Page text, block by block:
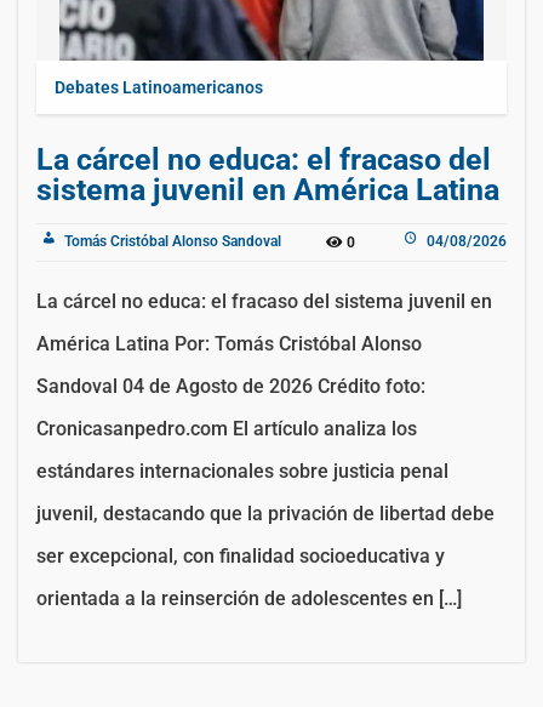
Debates Latinoamericanos
La cárcel no educa: el fracaso del
sistema juvenil en América Latina
Tomás Cristóbal Alonso Sandoval 0 04/08/2026
La cárcel no educa: el fracaso del sistema juvenil en
América Latina Por: Tomás Cristóbal Alonso
Sandoval 04 de Agosto de 2026 Crédito foto:
Cronicasanpedro.com El artículo analiza los
estándares internacionales sobre justicia penal
juvenil, destacando que la privación de libertad debe
ser excepcional, con finalidad socioeducativa y
orientada a la reinserción de adolescentes en […]